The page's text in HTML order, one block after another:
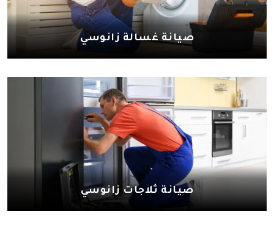
صيانة غسالة زانوسي
صيانة ثلاجات زانوسي